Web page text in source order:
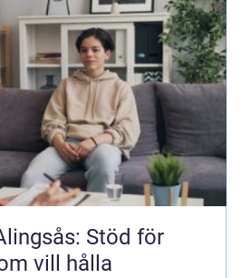
Stöd för
vill hålla